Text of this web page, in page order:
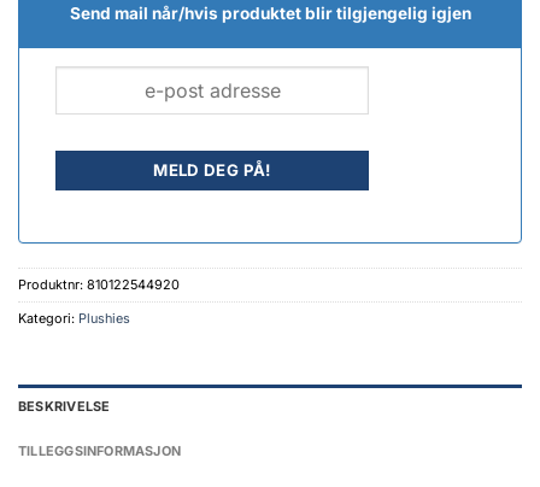
Send mail når/hvis produktet blir tilgjengelig igjen
Produktnr: 810122544920
Kategori: Plushies
BESKRIVELSE
TILLEGGSINFORMASJON